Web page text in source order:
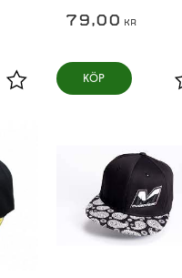
Lägg till i favoriter
79,00 KR
KÖP